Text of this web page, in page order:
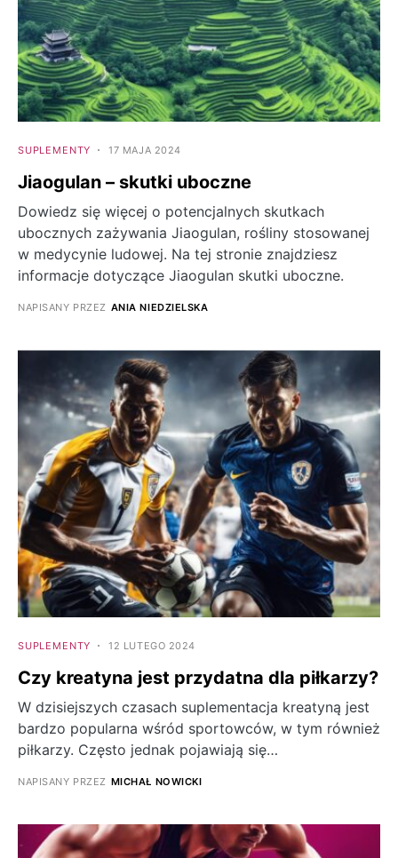
SUPLEMENTY 17 MAJA 2024
Jiaogulan – skutki uboczne
Dowiedz się więcej o potencjalnych skutkach
ubocznych zażywania Jiaogulan, rośliny stosowanej
w medycynie ludowej. Na tej stronie znajdziesz
informacje dotyczące Jiaogulan skutki uboczne.
NAPISANY PRZEZ ANIA NIEDZIELSKA
SUPLEMENTY 12 LUTEGO 2024
Czy kreatyna jest przydatna dla piłkarzy?
W dzisiejszych czasach suplementacja kreatyną jest
bardzo popularna wśród sportowców, w tym również
piłkarzy. Często jednak pojawiają się…
NAPISANY PRZEZ MICHAŁ NOWICKI